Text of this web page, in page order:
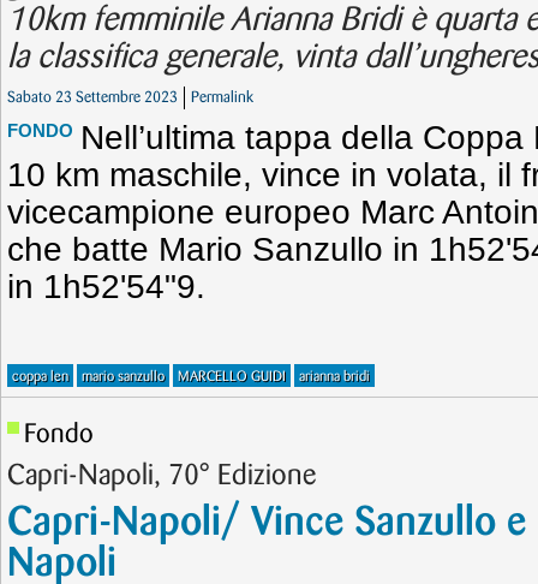
10km femminile Arianna Bridi è quarta
la classifica generale, vinta
Sabato 23 Settembre 2023 Permalink
FONDO Nell’ultima tappa della
10 km maschile, vince in volata, il
vicecampione europeo Marc
che batte Mario Sanzullo in
in 1h52'54"9.
coppa len mario sanzullo MARCELLO GUIDI arianna bridi
Fondo
Capri-Napoli, 70° Edizione
Capri-Napoli/ Vince Sanzullo
Napoli